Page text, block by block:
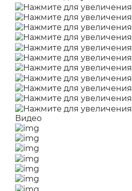
Видео